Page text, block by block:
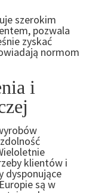
szerokim
pozwala
zyskać
normom
i
klientów i
dysponujące
są w